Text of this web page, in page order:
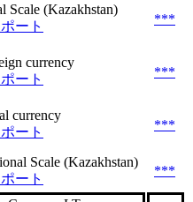
Scale (Kazakhstan)
ート
***
currency
ート
***
currency
ート
***
Scale (Kazakhstan)
ート
***